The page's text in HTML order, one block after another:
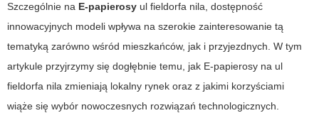
Szczególnie na E-papierosy ul fieldorfa nila, dostępność
innowacyjnych modeli wpływa na szerokie zainteresowanie tą
tematyką zarówno wśród mieszkańców, jak i przyjezdnych. W tym
artykule przyjrzymy się dogłębnie temu, jak E-papierosy na ul
fieldorfa nila zmieniają lokalny rynek oraz z jakimi korzyściami
wiąże się wybór nowoczesnych rozwiązań technologicznych.